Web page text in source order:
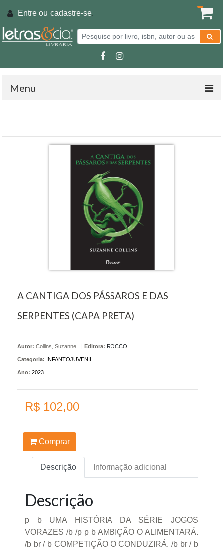
Entre ou cadastre-se.
Menu
A CANTIGA DOS PÁSSAROS E DAS
SERPENTES (CAPA PRETA)
Autor: Collins, Suzanne | Editora: ROCCO
Categoria: INFANTOJUVENIL
Ano: 2023
R$ 102,00
Comprar
Descrição Informação adicional
Descrição
p b UMA HISTÓRIA DA SÉRIE JOGOS
VORAZES /b /p p b AMBIÇÃO O ALIMENTARÁ.
/b br / b COMPETIÇÃO O CONDUZIRÁ. /b br / b